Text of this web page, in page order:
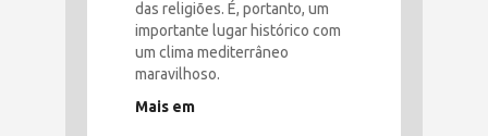
das religiões. É, portanto, um
importante lugar histórico com
um clima mediterrâneo
maravilhoso.
Mais em